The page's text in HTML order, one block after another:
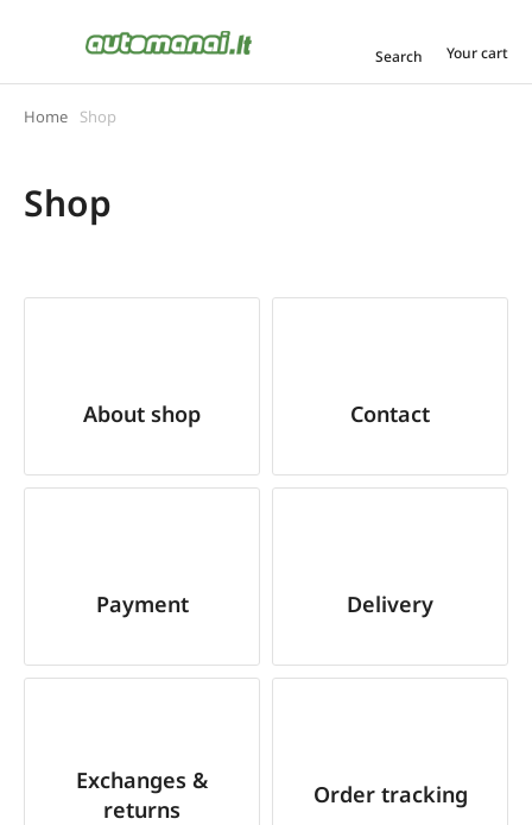
Search Your cart
You are here:
Home Shop
Shop
About shop Contact
Payment Delivery
Exchanges &
returns
Order tracking